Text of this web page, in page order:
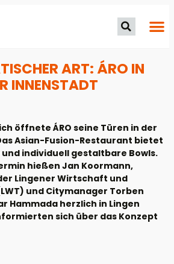
ART: ÁRO IN
INNENSTADT
öffnete ÁRO seine Türen in der
Asian-Fusion-Restaurant bietet
individuell gestaltbare Bowls.
hießen Jan Koormann,
Lingener Wirtschaft und
und Citymanager Torben
Hammada herzlich in Lingen
sich über das Konzept